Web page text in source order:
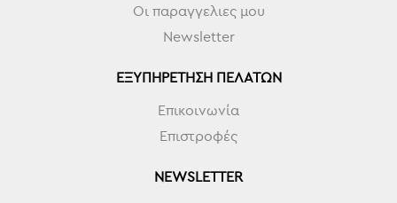
Οι παραγγελιες μου
Newsletter
ΕΞΥΠΗΡΈΤΗΣΗ ΠΕΛΑΤΏΝ
Επικοινωνία
Επιστροφές
NEWSLETTER